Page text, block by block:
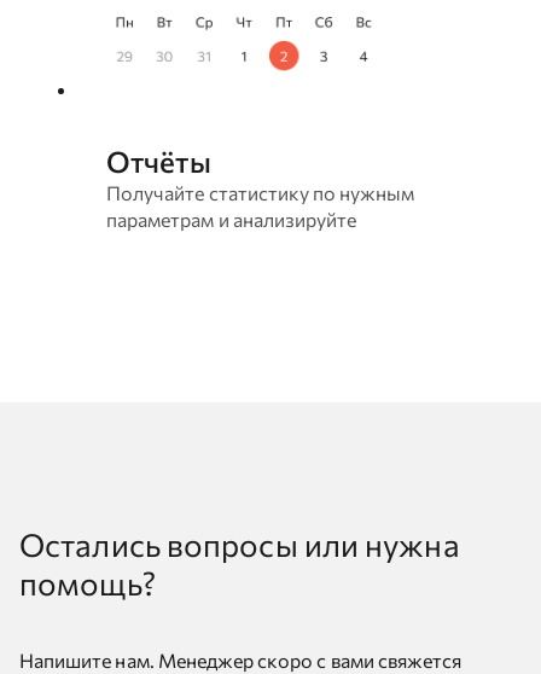
Отчёты
Получайте статистику по нужным
параметрам и анализируйте
Остались вопросы или нужна
помощь?
Напишите нам. Менеджер скоро с вами свяжется